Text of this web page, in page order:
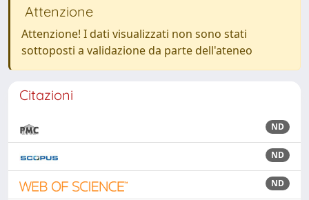
Attenzione
Attenzione! I dati visualizzati non sono stati
sottoposti a validazione da parte dell'ateneo
Citazioni
ND
ND
ND